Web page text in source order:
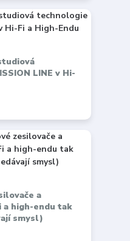
LINE v Hi-
a
a high-endu tak
smysl)